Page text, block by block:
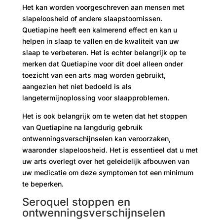
Het kan worden voorgeschreven aan mensen met
slapeloosheid of andere slaapstoornissen.
Quetiapine heeft een kalmerend effect en kan u
helpen in slaap te vallen en de kwaliteit van uw
slaap te verbeteren. Het is echter belangrijk op te
merken dat Quetiapine voor dit doel alleen onder
toezicht van een arts mag worden gebruikt,
aangezien het niet bedoeld is als
langetermijnoplossing voor slaapproblemen.
Het is ook belangrijk om te weten dat het stoppen
van Quetiapine na langdurig gebruik
ontwenningsverschijnselen kan veroorzaken,
waaronder slapeloosheid. Het is essentieel dat u met
uw arts overlegt over het geleidelijk afbouwen van
uw medicatie om deze symptomen tot een minimum
te beperken.
Seroquel stoppen en
ontwenningsverschijnselen